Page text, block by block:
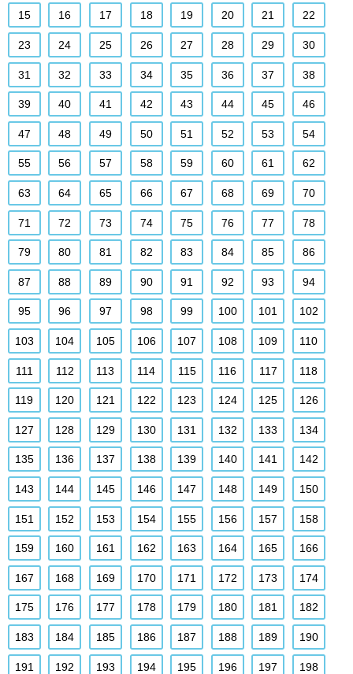
15 16 17 18 19 20 21 22
23 24 25 26 27 28 29 30
31 32 33 34 35 36 37 38
39 40 41 42 43 44 45 46
47 48 49 50 51 52 53 54
55 56 57 58 59 60 61 62
63 64 65 66 67 68 69 70
71 72 73 74 75 76 77 78
79 80 81 82 83 84 85 86
87 88 89 90 91 92 93 94
95 96 97 98 99 100 101 102
103 104 105 106 107 108 109 110
111 112 113 114 115 116 117 118
119 120 121 122 123 124 125 126
127 128 129 130 131 132 133 134
135 136 137 138 139 140 141 142
143 144 145 146 147 148 149 150
151 152 153 154 155 156 157 158
159 160 161 162 163 164 165 166
167 168 169 170 171 172 173 174
175 176 177 178 179 180 181 182
183 184 185 186 187 188 189 190
191 192 193 194 195 196 197 198